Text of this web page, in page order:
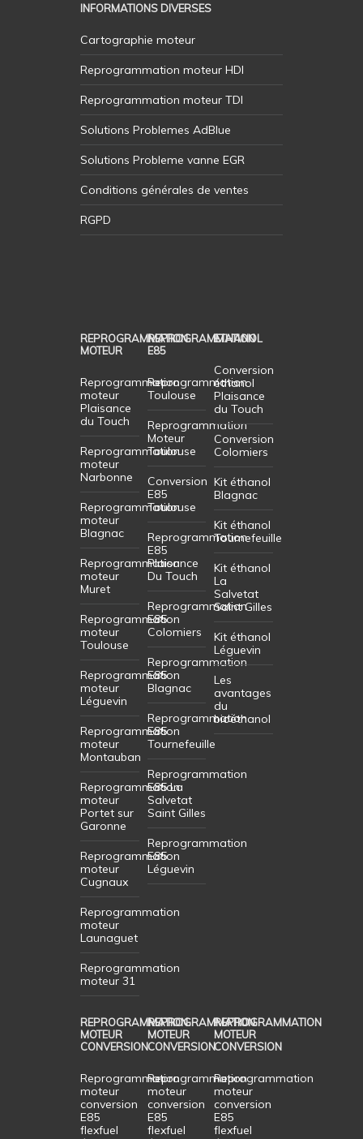
INFORMATIONS DIVERSES
Cartographie moteur
Reprogrammation moteur HDI
Reprogrammation moteur TDI
Solutions Problemes AdBlue
Solutions Probleme vanne EGR
Conditions générales de ventes
RGPD
REPROGRAMMATION
MOTEUR
Reprogrammation
moteur
Plaisance
du Touch
Reprogrammation
moteur
Narbonne
Reprogrammation
moteur
Blagnac
Reprogrammation
moteur
Muret
Reprogrammation
moteur
Toulouse
Reprogrammation
moteur
Léguevin
Reprogrammation
moteur
Montauban
Reprogrammation
moteur
Portet sur
Garonne
Reprogrammation
moteur
Cugnaux
Reprogrammation
moteur
Launaguet
Reprogrammation
moteur 31
REPROGRAMMATION
E85
Reprogrammation
Toulouse
Reprogrammation
Moteur
Toulouse
Conversion
E85
Toulouse
Reprogrammation
E85
Plaisance
Du Touch
Reprogrammation
E85
Colomiers
Reprogrammation
E85
Blagnac
Reprogrammation
E85
Tournefeuille
Reprogrammation
E85 La
Salvetat
Saint Gilles
Reprogrammation
E85
Léguevin
ETHANOL
Conversion
éthanol
Plaisance
du Touch
Conversion
Colomiers
Kit éthanol
Blagnac
Kit éthanol
Tournefeuille
Kit éthanol
La
Salvetat
Saint Gilles
Kit éthanol
Léguevin
Les
avantages
du
bioéthanol
REPROGRAMMATION
MOTEUR
CONVERSION
Reprogrammation
moteur
conversion
E85
flexfuel
REPROGRAMMATION
MOTEUR
CONVERSION
Reprogrammation
moteur
conversion
E85
flexfuel
REPROGRAMMATION
MOTEUR
CONVERSION
Reprogrammation
moteur
conversion
E85
flexfuel